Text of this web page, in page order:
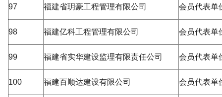
97 福建省玥豪工程管理有限公司 会员代表单
98 福建亿科工程管理有限公司 会员代表单
99 福建省实华建设监理有限责任公司 会员代表单
100 福建百顺达建设有限公司 会员代表单